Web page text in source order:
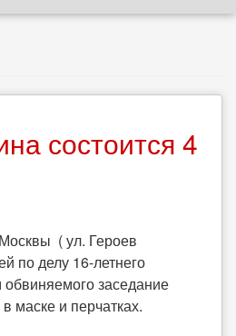
состоится 4
( ул. Героев
по делу 16-летнего
заседание
маске и перчатках.